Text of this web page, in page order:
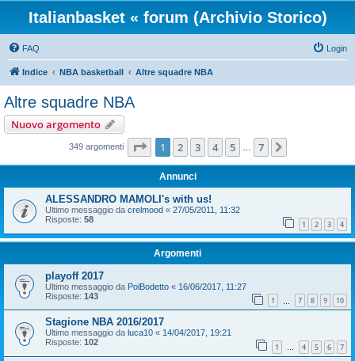
Italianbasket « forum (Archivio Storico)
FAQ Login
Indice NBA basketball Altre squadre NBA
Altre squadre NBA
Nuovo argomento
349 argomenti Pagina di
1 2 3 4 5 7
Annunci
ALESSANDRO MAMOLI's with us!
Ultimo messaggio da crelmood « 27/05/2011, 11:32
Risposte: 58 1 2 3 4
Argomenti
playoff 2017
Ultimo messaggio da PolBodetto « 16/06/2017, 11:27
Risposte: 143 1 7 8 9 10
Stagione NBA 2016/2017
Ultimo messaggio da luca10 « 14/04/2017, 19:21
Risposte: 102 1 … 4 5 6 7